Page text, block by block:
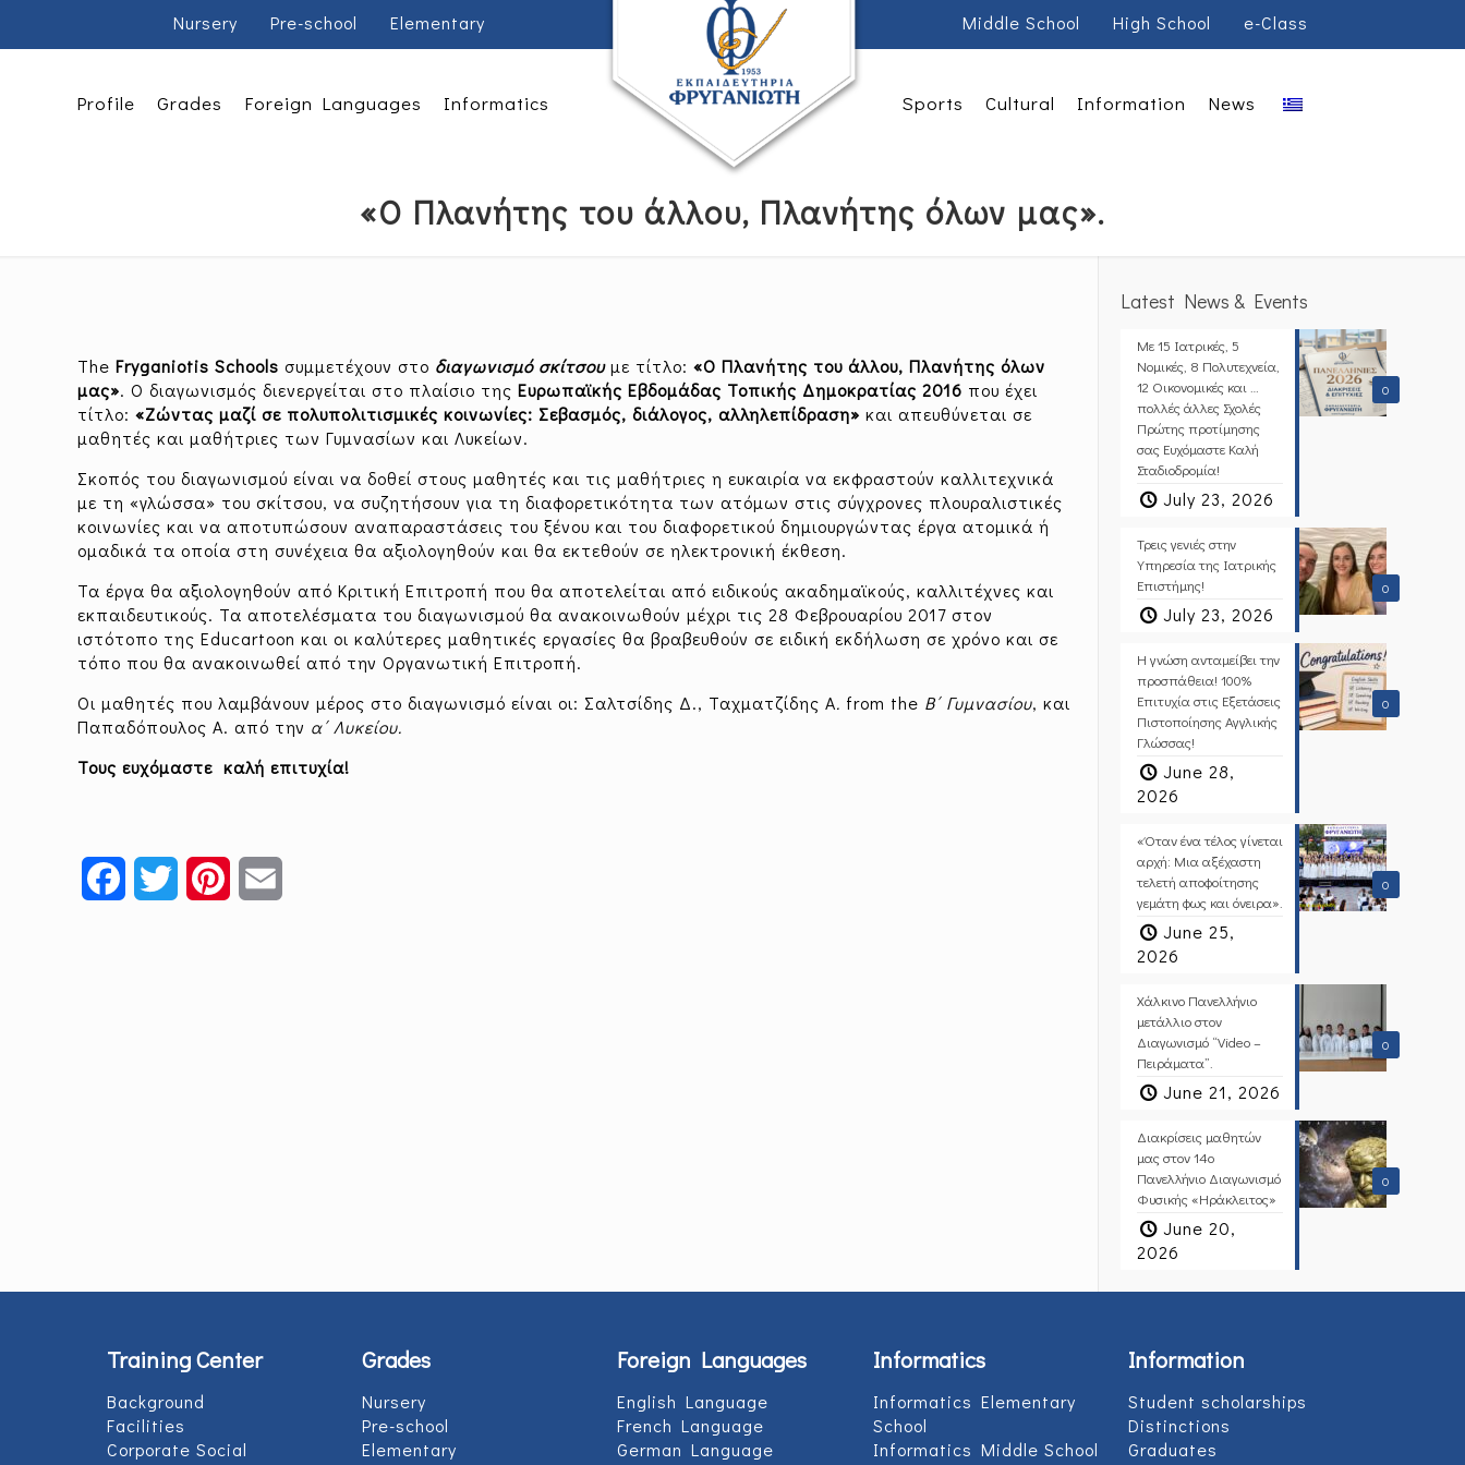
Nursery Pre-school Elementary Middle School High School e-Class
Profile Grades Foreign Languages Informatics Sports Cultural Information News
«Ο Πλανήτης του άλλου, Πλανήτης όλων μας».
TheFryganiotis Schools συμμετέχουν στο διαγωνισμό σκίτσουμε τίτλο:«Ο Πλανήτης του άλλου, Πλανήτης όλων
μας». Ο διαγωνισμός διενεργείται στο πλαίσιο τηςΕυρωπαϊκής Εβδομάδας Τοπικής Δημοκρατίας 2016 που έχει
τίτλο:«Ζώντας μαζί σε πολυπολιτισμικές κοινωνίες: Σεβασμός, διάλογος, αλληλεπίδραση» και απευθύνεται σε
μαθητές και μαθήτριες των Γυμνασίων και Λυκείων.
Σκοπός του διαγωνισμού είναι να δοθεί στους μαθητές και τις μαθήτριες η ευκαιρία να εκφραστούν καλλιτεχνικά
με τη «γλώσσα» του σκίτσου, να συζητήσουν για τη διαφορετικότητα των ατόμων στις σύγχρονες πλουραλιστικές
κοινωνίες και να αποτυπώσουν αναπαραστάσεις του ξένου και του διαφορετικού δημιουργώντας έργα ατομικά ή
ομαδικά τα οποία στη συνέχεια θα αξιολογηθούν και θα εκτεθούν σε ηλεκτρονική έκθεση.
Τα έργα θα αξιολογηθούν από Κριτική Επιτροπή που θα αποτελείται από ειδικούς ακαδημαϊκούς, καλλιτέχνες και
εκπαιδευτικούς. Τα αποτελέσματα του διαγωνισμού θα ανακοινωθούν μέχρι τις 28 Φεβρουαρίου 2017 στον
ιστότοπο της Educartoon και οι καλύτερες μαθητικές εργασίες θα βραβευθούν σε ειδική εκδήλωση σε χρόνο και σε
τόπο που θα ανακοινωθεί από την Οργανωτική Επιτροπή.
Οι μαθητές που λαμβάνουν μέρος στο διαγωνισμό είναι οι: Σαλτσίδης Δ., Ταχματζίδης Α. from the Β΄ Γυμνασίου, και
Παπαδόπουλος Α. από την α΄ Λυκείου.
Τους ευχόμαστε καλή επιτυχία!
FacebookTwitter Pinterest
Latest News & Events
0
Με 15 Ιατρικές, 5
Νομικές, 8 Πολυτεχνεία,
12 Οικονομικές και …
πολλές άλλες Σχολές
Πρώτης προτίμησης
σας Ευχόμαστε Καλή
Σταδιοδρομία!
July 23, 2026
0
Τρεις γενιές στην
Υπηρεσία της Ιατρικής
Επιστήμης!
July 23, 2026
0
Η γνώση ανταμείβει την
προσπάθεια! 100%
Επιτυχία στις Εξετάσεις
Πιστοποίησης Αγγλικής
Γλώσσας!
June 28,
2026
0
«Όταν ένα τέλος γίνεται
αρχή: Μια αξέχαστη
τελετή αποφοίτησης
γεμάτη φως και όνειρα».
June 25,
2026
0
Χάλκινο Πανελλήνιο
μετάλλιο στον
Διαγωνισμό “Video –
Πειράματα”.
June 21, 2026
0
Διακρίσεις μαθητών
μας στον 14ο
Πανελλήνιο Διαγωνισμό
Φυσικής «Ηράκλειτος»
June 20,
2026
Training Center
Background
Facilities
Corporate Social
Grades
Nursery
Pre-school
Elementary
Foreign Languages
English Language
French Language
German Language
Informatics
Informatics Elementary
School
Informatics Middle School
Information
Student scholarships
Distinctions
Graduates